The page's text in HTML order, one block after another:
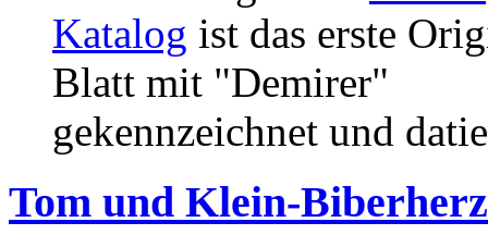
Katalog ist das erste
Blatt mit "Demirer"
gekennzeichnet und
Tom und Klein-Biberherz